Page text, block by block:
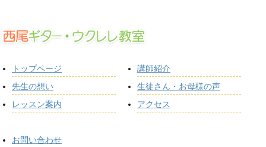
トップページ
先生の想い
レッスン案内
講師紹介
生徒さん・お母様の声
アクセス
お問い合わせ